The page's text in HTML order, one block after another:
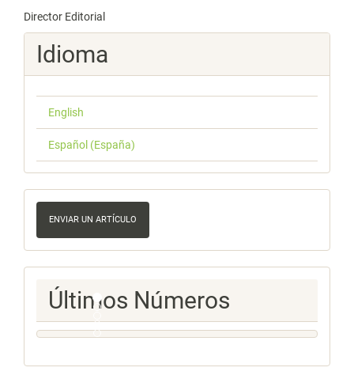
Director Editorial
Idioma
English
Español (España)
Enviar
un
artículo
ENVIAR UN ARTÍCULO
Ultimos
Numeros
Últimos Números